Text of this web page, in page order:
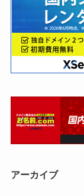
アーカイブ